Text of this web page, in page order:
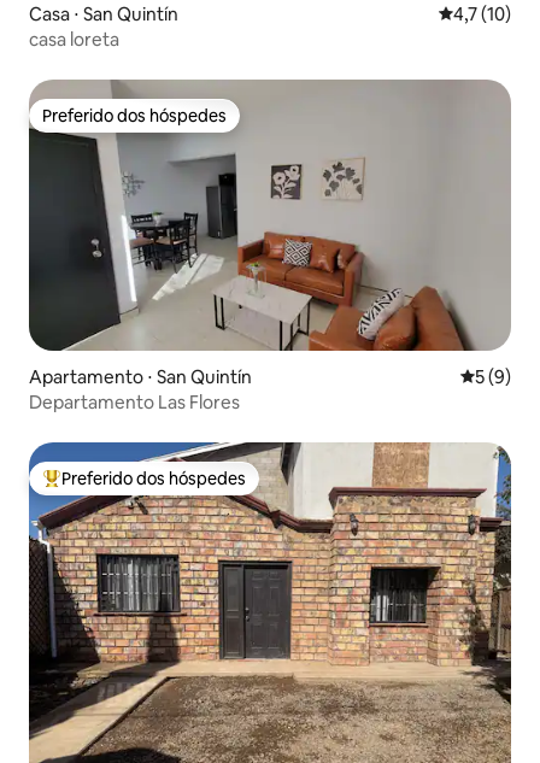
Casa ⋅ San Quintín 4,7 de uma
4,7 (10)
casa loreta
Preferido dos hóspedes
Preferido dos hóspedes
Apartamento ⋅ San Quintín 5 de
5 (9)
Departamento Las Flores
Entre os melhores preferidos dos hóspedes
Preferido dos hóspedes